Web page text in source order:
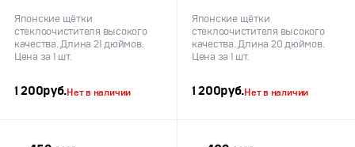
Японские щётки
стеклоочистителя высокого
качества. Длина 21 дюймов.
Цена за 1 шт.
1 200руб.Нет в наличии
Японские щётки
стеклоочистителя высокого
качества. Длина 20 дюймов.
Цена за 1 шт.
1 200руб.Нет в наличии